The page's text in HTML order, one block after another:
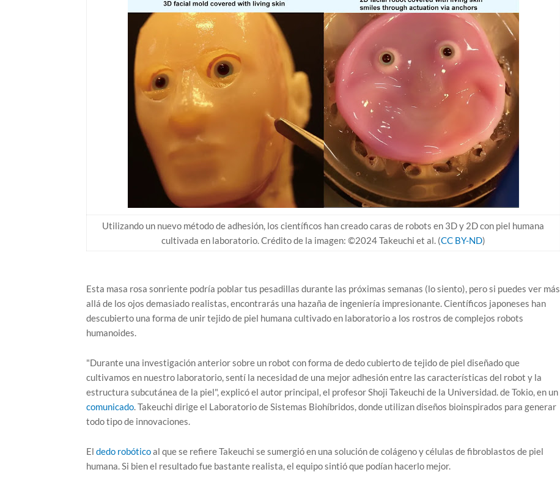
Utilizando un nuevo método de adhesión, los científicos han creado caras de robots en 3D y 2D con piel humana
cultivada en laboratorio. Crédito de la imagen: ©2024 Takeuchi et al. (CC BY-ND)
Esta masa rosa sonriente podría poblar tus pesadillas durante las próximas semanas (lo siento), pero si puedes ver más
allá de los ojos demasiado realistas, encontrarás una hazaña de ingeniería impresionante. Científicos japoneses han
descubierto una forma de unir tejido de piel humana cultivado en laboratorio a los rostros de complejos robots
humanoides.
"Durante una investigación anterior sobre un robot con forma de dedo cubierto de tejido de piel diseñado que
cultivamos en nuestro laboratorio, sentí la necesidad de una mejor adhesión entre las características del robot y la
estructura subcutánea de la piel", explicó el autor principal, el profesor Shoji Takeuchi de la Universidad. de Tokio, en un
comunicado. Takeuchi dirige el Laboratorio de Sistemas Biohíbridos, donde utilizan diseños bioinspirados para generar
todo tipo de innovaciones.
El dedo robóticoal que se refiere Takeuchi se sumergió en una solución de colágeno y células de fibroblastos de piel
humana. Si bien el resultado fue bastante realista, el equipo sintió que podían hacerlo mejor.